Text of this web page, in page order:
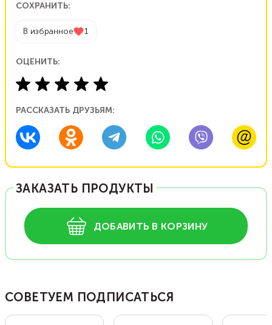
СОХРАНИТЬ:
В избранное 1
ОЦЕНИТЬ:
РАССКАЗАТЬ ДРУЗЬЯМ:
ЗАКАЗАТЬ ПРОДУКТЫ
ДОБАВИТЬ В КОРЗИНУ
СОВЕТУЕМ ПОДПИСАТЬСЯ